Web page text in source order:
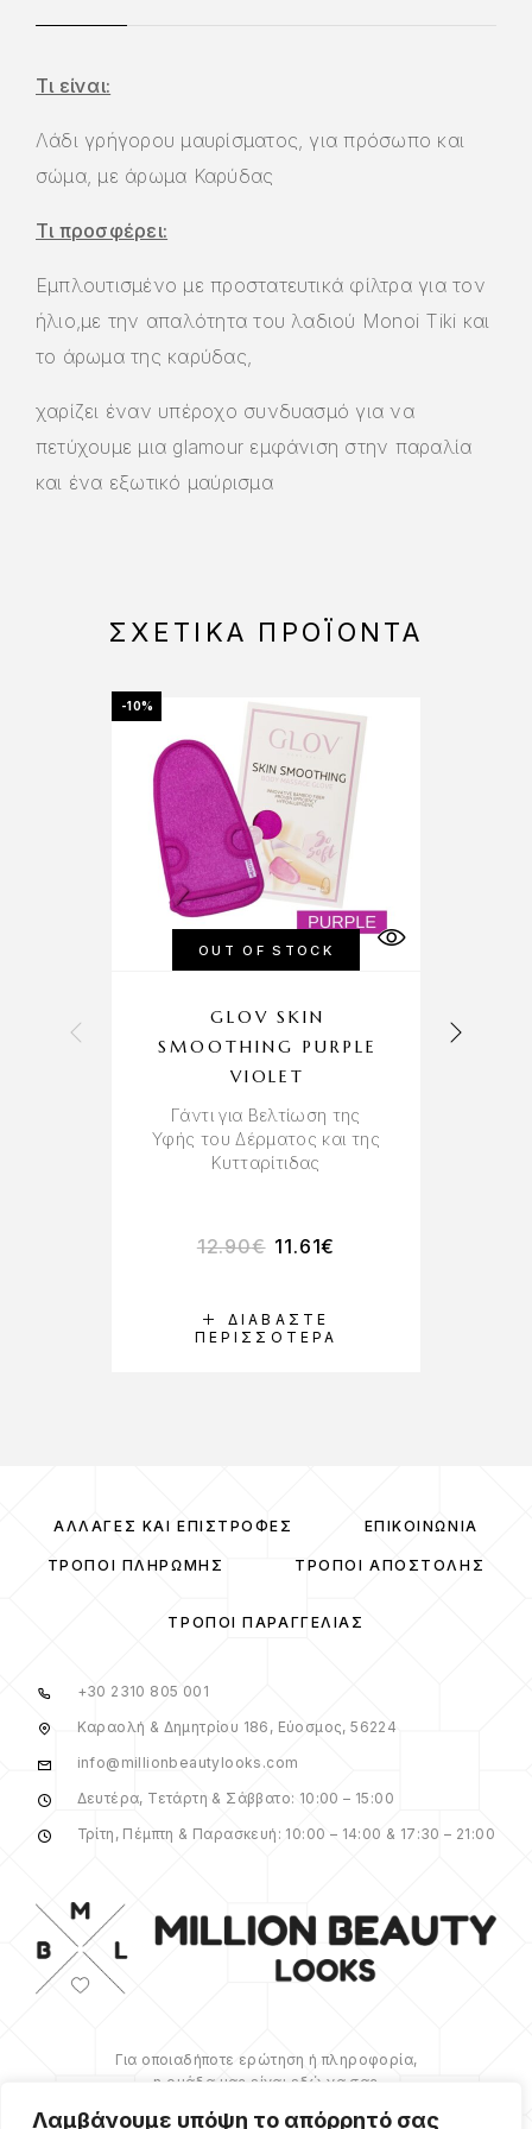
Λαμβάνουμε υπόψη το απόρρητό σας
Τι είναι:
Λάδι γρήγορου μαυρίσματος, για πρόσωπο και
σώμα, με άρωμα Καρύδας
Τι προσφέρει:
Εμπλουτισμένο με προστατευτικά φίλτρα για τον
ήλιο,με την απαλότητα του λαδιού Monoi Tiki και
το άρωμα της καρύδας,
χαρίζει έναν υπέροχο συνδυασμό για να
πετύχουμε μια glamour εμφάνιση στην παραλία
και ένα εξωτικό μαύρισμα
ΣΧΕΤΙΚΆ ΠΡΟΪΌΝΤΑ
-10%
OUT OF STOCK
ΔΙΑΒΆΣΤΕ
ΠΕΡΙΣΣΌΤΕΡΑ
GLOV SKIN
SMOOTHING PURPLE
VIOLET
Γάντι για Βελτίωση της
Υφής του Δέρματος και της
Κυτταρίτιδας
12.90€ 11.61€
ΑΛΛΑΓΈΣ ΚΑΙ ΕΠΙΣΤΡΟΦΈΣ ΕΠΙΚΟΙΝΩΝΊΑ
ΤΡΌΠΟΙ ΠΛΗΡΩΜΉΣ ΤΡΌΠΟΙ ΑΠΟΣΤΟΛΉΣ
ΤΡΌΠΟΙ ΠΑΡΑΓΓΕΛΊΑΣ
+30 2310 805 001
Καραολή & Δημητρίου 186, Εύοσμος, 56224
info@millionbeautylooks.com
Δευτέρα, Τετάρτη & Σάββατο: 10:00 – 15:00
Τρίτη, Πέμπτη & Παρασκευή: 10:00 – 14:00 & 17:30 – 21:00
Για οποιαδήποτε ερώτηση ή πληροφορία,
η ομάδα μας είναι εδώ να σας